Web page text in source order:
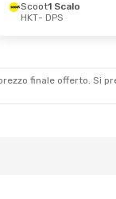
Scoot1 Scalo
HKT- DPS
finale offerto. Si